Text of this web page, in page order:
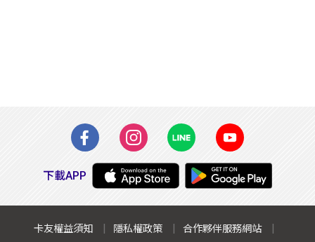
下載APP
卡友權益須知 隱私權政策
合作夥伴服務網站